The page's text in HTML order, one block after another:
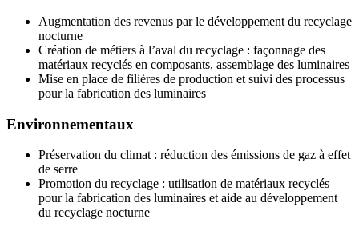
Augmentation des revenus par le développement du recyclage
nocturne
Création de métiers à l’aval du recyclage : façonnage des
matériaux recyclés en composants, assemblage des luminaires
Mise en place de filières de production et suivi des processus
pour la fabrication des luminaires
Environnementaux
Préservation du climat : réduction des émissions de gaz à effet
de serre
Promotion du recyclage : utilisation de matériaux recyclés
pour la fabrication des luminaires et aide au développement
du recyclage nocturne